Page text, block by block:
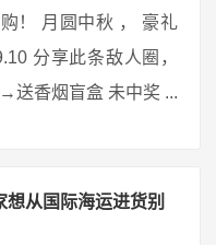
！ 月圆中秋 ， 豪礼
分享此条敌人圈，
送香烟盲盒 未中奖 ...
想从国际海运进货别